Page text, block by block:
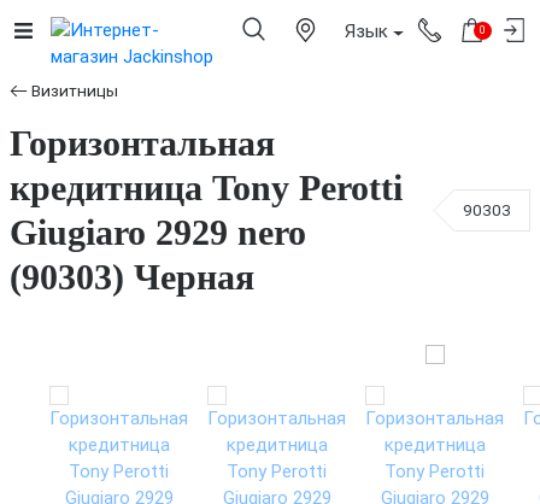
Язык 0
Визитницы
Горизонтальная
кредитница Tony Perotti
Giugiaro 2929 nero
(90303) Черная
90303